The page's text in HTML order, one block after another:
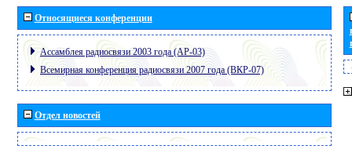
Относящиеся конференции
Ассамблея радиосвязи 2003 года (АР-03)
Всемирная конференция радиосвязи 2007 года (ВКР-07)
Отдел новостей